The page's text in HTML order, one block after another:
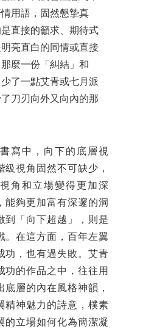
用語，固然懇摯真
直接的籲求、期待式
亮直白的同情或直接
麼一份「糾結」和
少了一點艾青或七月派
刀刃向外又向內的那
寫中，向下的底層視
級視角固然不可缺少，
角和立場變得更加深
能夠更加富有深邃的洞
到「向下超越」，則是
。在這方面，百年左翼
功，也有過失敗。艾青
功的作品之中，往往用
底層的內在風格神韻，
精神魅力的詩意，樸素
的立場如何化為簡潔凝